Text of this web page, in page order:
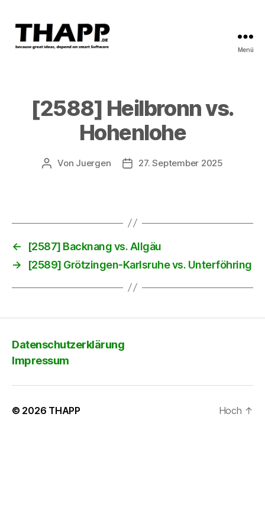
Menü
[2588] Heilbronn vs.
Hohenlohe
Beitragsautor
Von Juergen Beitragsdatum
27. September 2025
←
[2587] Backnang vs. Allgäu
→
[2589] Grötzingen-Karlsruhe vs. Unterföhring
Datenschutzerklärung
Impressum
© 2026 THAPP Hoch ↑